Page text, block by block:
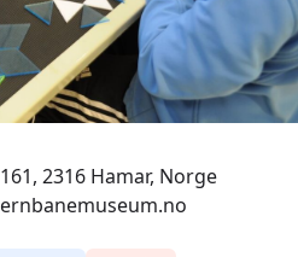
2316 Hamar, Norge